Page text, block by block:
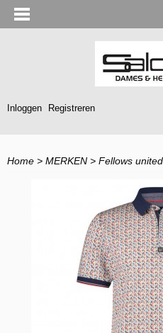
Inloggen Registreren
Home > MERKEN > Fellows united